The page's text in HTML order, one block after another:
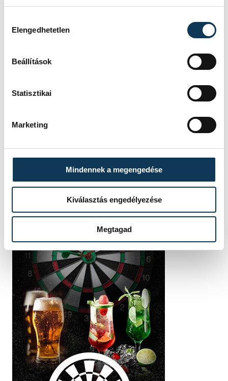
Elengedhetetlen
Beállítások
Statisztikai
Marketing
Mindennek a megengedése
Kiválasztás engedélyezése
Megtagad